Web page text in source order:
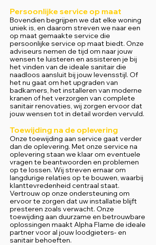
Persoonlijke service op maat
Bovendien begrijpen we dat elke woning
uniek is, en daarom streven we naar een
op maat gemaakte service die
persoonlijke service op maat biedt. Onze
adviseurs nemen de tijd om naar jouw
wensen te luisteren en assisteren je bij
het vinden van de ideale sanitair die
naadloos aansluit bij jouw levensstijl. Of
het nu gaat om het upgraden van
badkamers, het installeren van moderne
kranen of het verzorgen van complete
sanitair renovaties, wij zorgen ervoor dat
jouw wensen tot in detail worden vervuld.
Toewijding na de oplevering
Onze toewijding aan service gaat verder
dan de oplevering. Met onze service na
oplevering staan we klaar om eventuele
vragen te beantwoorden en problemen
op te lossen. Wij streven ernaar om
langdurige relaties op te bouwen, waarbij
klanttevredenheid centraal staat.
Vertrouw op onze ondersteuning om
ervoor te zorgen dat uw installatie blijft
presteren zoals verwacht. Onze
toewijding aan duurzame en betrouwbare
oplossingen maakt Alpha Flame de ideale
partner voor al jouw loodgieters- en
sanitair behoeften.